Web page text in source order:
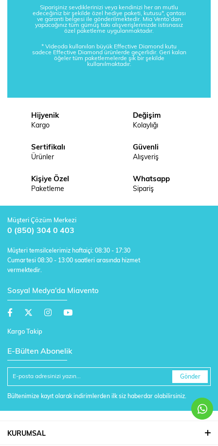
Siparişiniz sevdiklerinizi veya kendinizi her an mutlu
edeceğiniz bir şekilde özel hediye paketi, kutusu*, çantası
ve garanti belgesi ile gönderilmektedir. Mia Vento’dan
yapacağınız tüm gümüş takı alışverişlerinizde istisnasız
özel paketleme uygulanmaktadır.
* Videoda kullanılan büyük Effective Diamond kutu
sadece Effective Diamond ürünlerde geçerlidir. Geri kalan
öğeler tüm paketlemelerde şık bir şekilde
kullanılmaktadır.
Hijyenik
Kargo
Değişim
Kolaylığı
Sertifikalı
Ürünler
Güvenli
Alışveriş
Kişiye Özel
Paketleme
Whatsapp
Sipariş
Müşteri Çözüm Merkezi
0 (850) 304 0 403
Müşteri temsilcelerimiz haftaiçi: 08:30 - 17:30
Cumartesi 08:30 - 13:00 saatleri arasında hizmet
vermektedir.
Sosyal Medya'da Miavento
Kargo Takip
E-Bülten Abonelik
Gönder
Bültenimize kayıt olarak indirimlerden ilk siz haberdar olabilirsiniz.
KURUMSAL